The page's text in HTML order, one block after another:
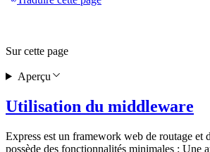
Utilisation du middleware
Express est un framework web de routage et
possède des fonctionnalités minimales : Une
Sur cette page
Aperçu